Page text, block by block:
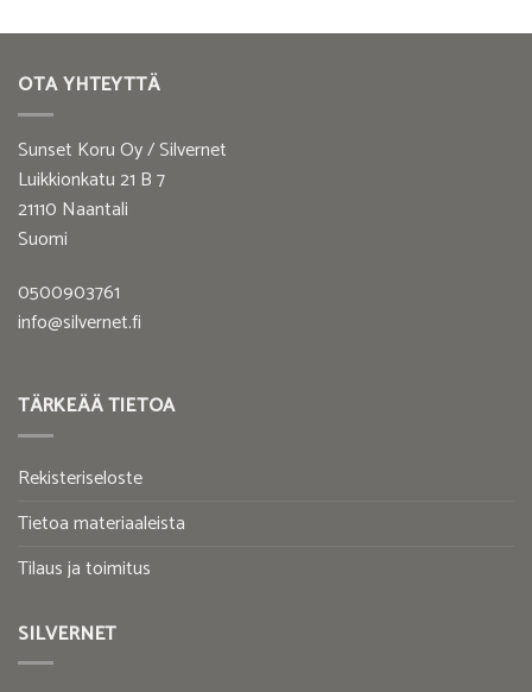
OTA YHTEYTTÄ
Sunset Koru Oy / Silvernet
Luikkionkatu 21 B 7
21110 Naantali
Suomi
0500903761
info@silvernet.fi
TÄRKEÄÄ TIETOA
Rekisteriseloste
Tietoa materiaaleista
Tilaus ja toimitus
SILVERNET